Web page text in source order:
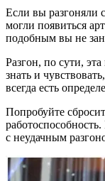
Если вы разгоняли
могли появиться
подобным вы не
Разгон, по сути,
знать и
всегда есть
Попробуйте
с неудачным